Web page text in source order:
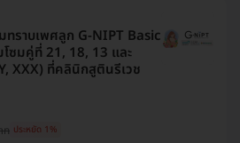
ราบเพศลูก G-NIPT Basic
ซมคู่ที่ 21, 18, 13 และ
XXX) ที่คลินิกสูตินรีเวช
ท ประหยัด 1%